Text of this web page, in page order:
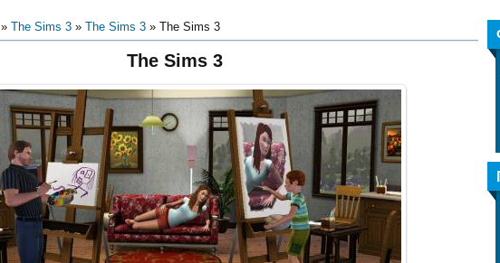
» The Sims 3 » The Sims 3 » The Sims 3
The Sims 3